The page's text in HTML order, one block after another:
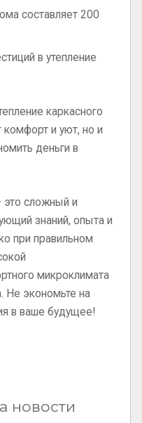
составляет 200
в утепление
каркасного
комфорт и уют, но и
деньги в
это сложный и
знаний, опыта и
при правильном
микроклимата
Не экономьте на
в ваше будущее!
новости